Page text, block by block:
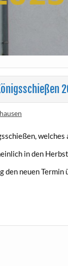
in den
neuen